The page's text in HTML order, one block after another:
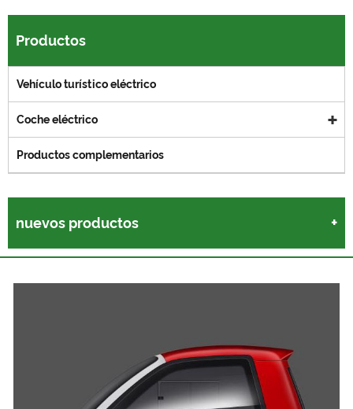
Productos
Vehículo turístico eléctrico
Coche eléctrico
Productos complementarios
nuevos productos